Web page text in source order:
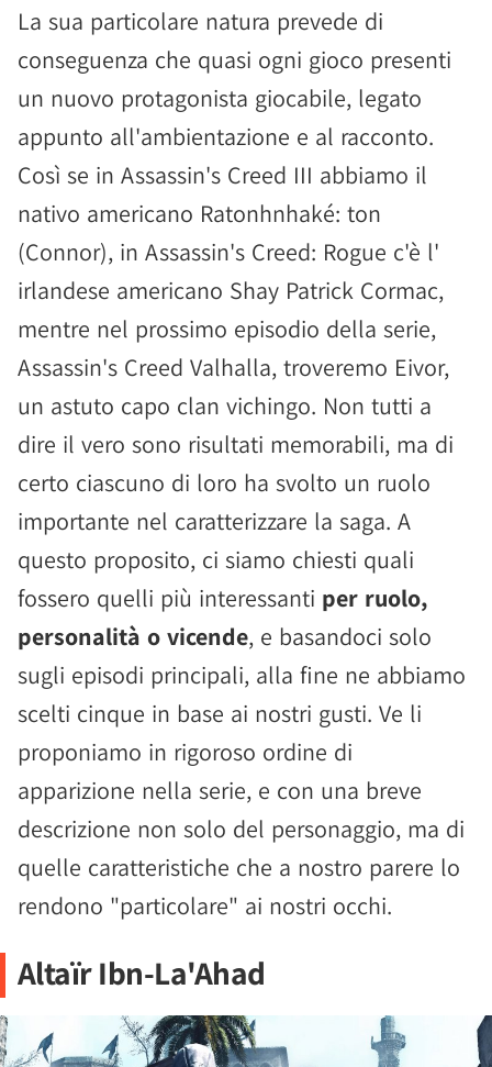
La sua particolare natura prevede di
conseguenza che quasi ogni gioco presenti
un nuovo protagonista giocabile, legato
appunto all'ambientazione e al racconto.
Così se in Assassin's Creed III abbiamo il
nativo americano Ratonhnhaké: ton
(Connor), in Assassin's Creed: Rogue c'è l'
irlandese americano Shay Patrick Cormac,
mentre nel prossimo episodio della serie,
Assassin's Creed Valhalla, troveremo Eivor,
un astuto capo clan vichingo. Non tutti a
dire il vero sono risultati memorabili, ma di
certo ciascuno di loro ha svolto un ruolo
importante nel caratterizzare la saga. A
questo proposito, ci siamo chiesti quali
fossero quelli più interessanti per ruolo,
personalità o vicende, e basandoci solo
sugli episodi principali, alla fine ne abbiamo
scelti cinque in base ai nostri gusti. Ve li
proponiamo in rigoroso ordine di
apparizione nella serie, e con una breve
descrizione non solo del personaggio, ma di
quelle caratteristiche che a nostro parere lo
rendono "particolare" ai nostri occhi.
Altaïr Ibn-La'Ahad